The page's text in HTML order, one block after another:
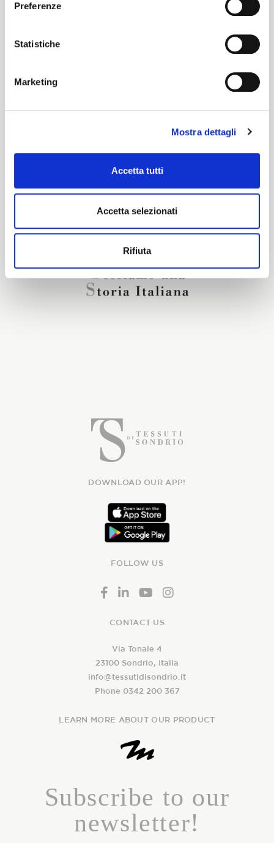
Preferenze
Statistiche
Marketing
Mostra dettagli
Accetta tutti
Accetta selezionati
Rifiuta
Are you interested in this fabric?
DOWNLOAD OUR APP!
FOLLOW US
CONTACT US
Via Tonale 4
23100 Sondrio, Italia
info@tessutidisondrio.it
Phone 0342 200 367
LEARN MORE ABOUT OUR PRODUCT
Subscribe to our
newsletter!